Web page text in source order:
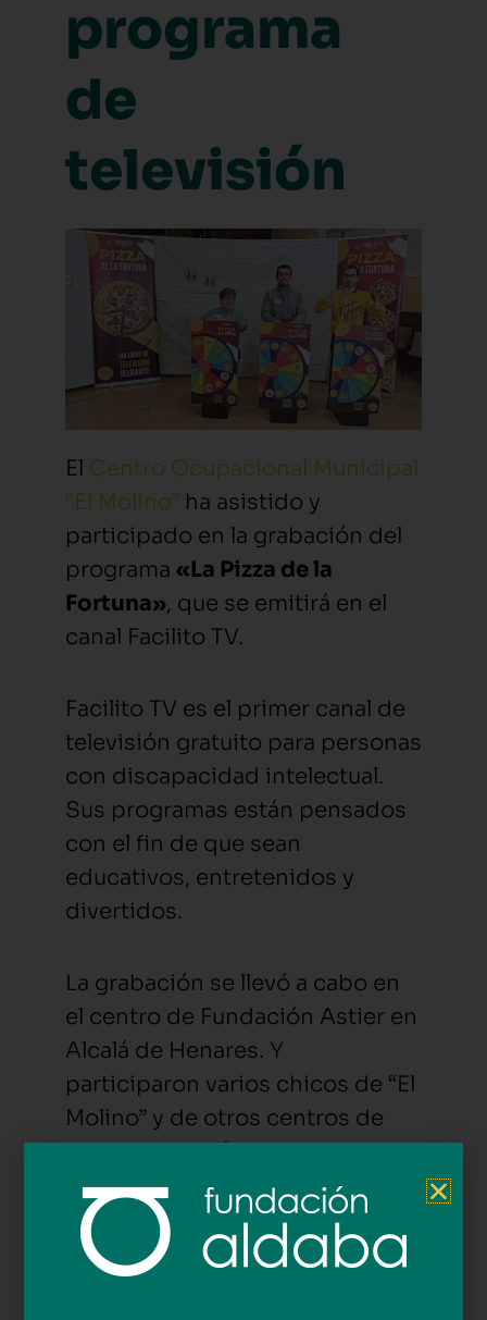
programa
de
televisión
El Centro Ocupacional Municipal
“El Molino” ha asistido y
participado en la grabación del
programa «La Pizza de la
Fortuna», que se emitirá en el
canal Facilito TV.
Facilito TV es el primer canal de
televisión gratuito para personas
con discapacidad intelectual.
Sus programas están pensados
con el fin de que sean
educativos, entretenidos y
divertidos.
La grabación se llevó a cabo en
el centro de Fundación Astier en
Alcalá de Henares. Y
participaron varios chicos de “El
Molino” y de otros centros de
Madrid. Además, acudieron
algunos más de público para
vivir la experiencia de cómo se
graba un programa de TV y